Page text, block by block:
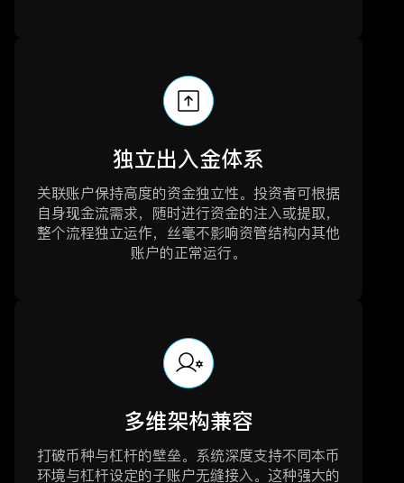
独立出入金体系
关联账户保持高度的资金独立性。投资者可根据
自身现金流需求，随时进行资金的注入或提取，
整个流程独立运作，丝毫不影响资管结构内其他
账户的正常运行。
多维架构兼容
打破币种与杠杆的壁垒。系统深度支持不同本币
环境与杠杆设定的子账户无缝接入。这种强大的